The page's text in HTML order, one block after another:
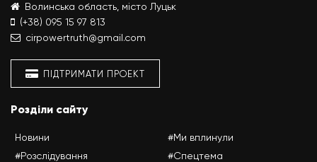
Волинська область, місто Луцьк
(+38) 095 15 97 813
cirpowertruth@gmail.com
ПІДТРИМАТИ ПРОЕКТ
Розділи сайту
Новини
#Розслідування
#Ми вплинули
#Спецтема